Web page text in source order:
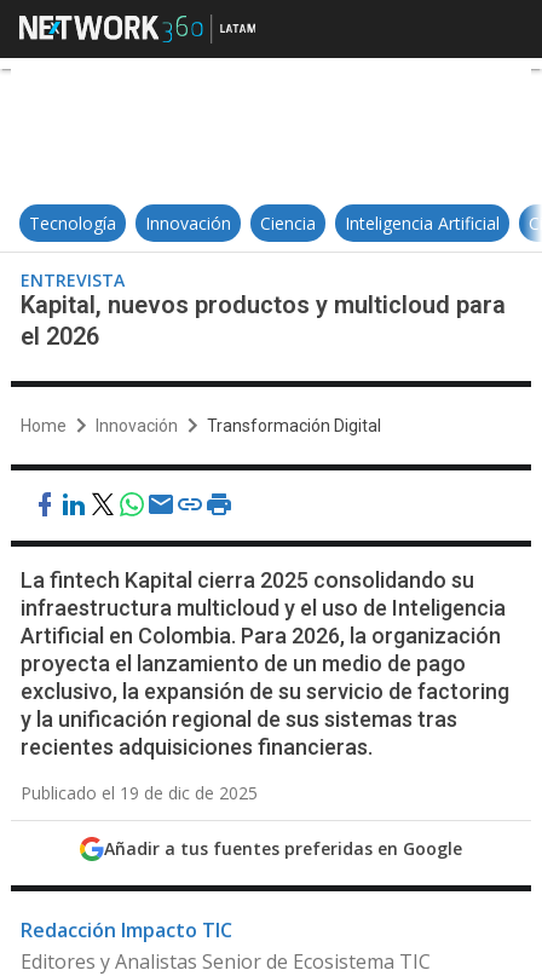
Kapital, nuevos productos y
Tecnología Innovación Ciencia Inteligencia Artificial
ENTREVISTA
Kapital, nuevos productos y multicloud para
el 2026
Home Innovación Transformación Digital
La fintech Kapital cierra 2025 consolidando su
infraestructura multicloud y el uso de Inteligencia
Artificial en Colombia. Para 2026, la organización
proyecta el lanzamiento de un medio de pago
exclusivo, la expansión de su servicio de factoring
y la unificación regional de sus sistemas tras
recientes adquisiciones financieras.
Publicado el 19 de dic de 2025
Añadir a tus fuentes preferidas en Google
Redacción Impacto TIC
Editores y Analistas Senior de Ecosistema TIC